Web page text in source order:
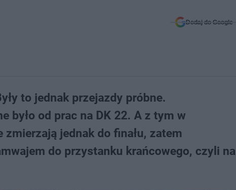
Dodaj do Google
to jednak przejazdy próbne.
było od prac na DK 22. A z tym w
jednak do finału, zatem
do przystanku krańcowego, czyli na